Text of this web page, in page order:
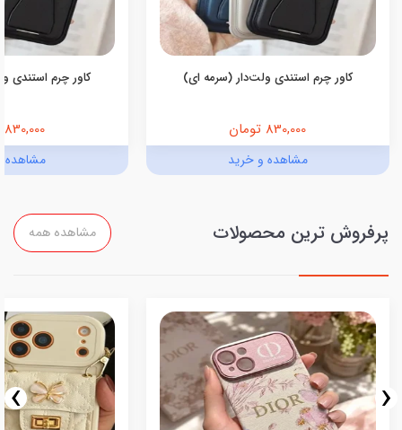
کاور چرم استندی ولت‌دار (سرمه ای)
830,000 تومان
مشاهده و خرید
کاور چرم استندی
830,000 تومان
مشاهده
پرفروش ترین محصولات مشاهده همه
‹
›